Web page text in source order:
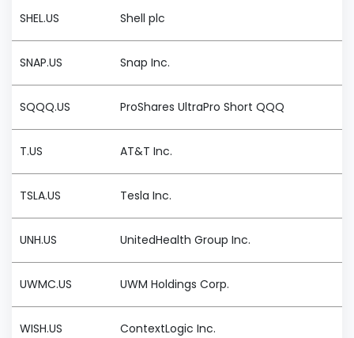
SHEL.US Shell plc
SNAP.US Snap Inc.
SQQQ.US ProShares UltraPro Short QQQ
T.US AT&T Inc.
TSLA.US Tesla Inc.
UNH.US UnitedHealth Group Inc.
UWMC.US UWM Holdings Corp.
WISH.US ContextLogic Inc.